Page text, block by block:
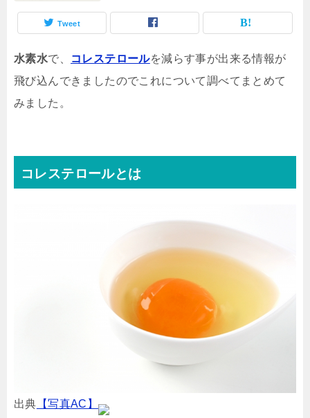
Tweet
水素水で、 コレステロールを減らす事が出来る情報が
飛び込んできましたのでこれについて調べてまとめて
みました。
コレステロールとは
出典 【写真AC】